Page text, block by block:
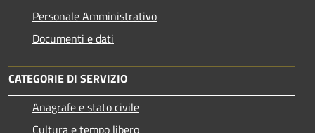
Personale Amministrativo
Documenti e dati
CATEGORIE DI SERVIZIO
Anagrafe e stato civile
Cultura e tempo libero